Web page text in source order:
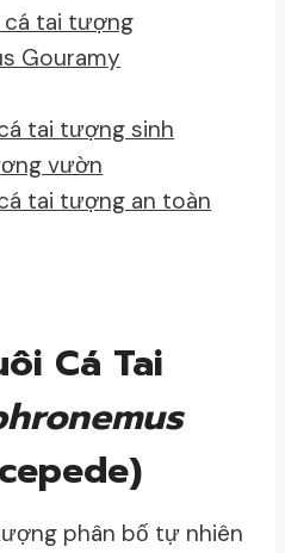
tai tượng
Gouramy
tai tượng sinh
vườn
tai tượng an toàn
Cá Tai
phân bố tự nhiên